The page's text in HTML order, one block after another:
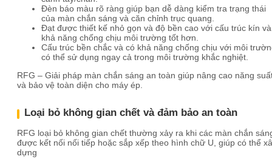
Đèn báo màu rõ ràng giúp bạn dễ dàng kiểm tra trạng thái
của màn chắn sáng và căn chỉnh trục quang.
Đạt được thiết kế nhỏ gọn và độ bền cao với cấu trúc kín và
khả năng chống chịu môi trường tốt hơn.
Cấu trúc bền chắc và có khả năng chống chịu với môi
có thể sử dụng ngay cả trong môi trường khắc nghiệt.
RFG – Giải pháp màn chắn sáng an toàn giúp nâng cao năng
và bảo vệ toàn diện cho máy ép.
Loại bỏ không gian chết và đảm bảo an toàn
RFG loại bỏ không gian chết thường xảy ra khi các màn chắn
được kết nối nối tiếp hoặc sắp xếp theo hình chữ U, giúp có thể
dựng